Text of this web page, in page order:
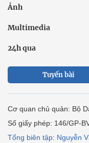
Ảnh
Multimedia
24h qua
Tuyến bài
Cơ quan chủ quản: Bộ
Số giấy phép: 146/GP-
Tổng biên tập: Nguyễn